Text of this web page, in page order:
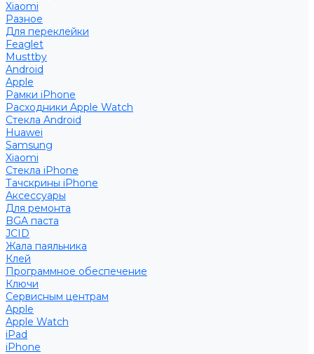
Xiaomi
Разное
Для переклейки
Feaglet
Musttby
Android
Apple
Рамки iPhone
Расходники Apple Watch
Стекла Android
Huawei
Samsung
Xiaomi
Стекла iPhone
Тачскрины iPhone
Аксессуары
Для ремонта
BGA паста
JCID
Жала паяльника
Клей
Программное обеспечение
Ключи
Сервисным центрам
Apple
Apple Watch
iPad
iPhone